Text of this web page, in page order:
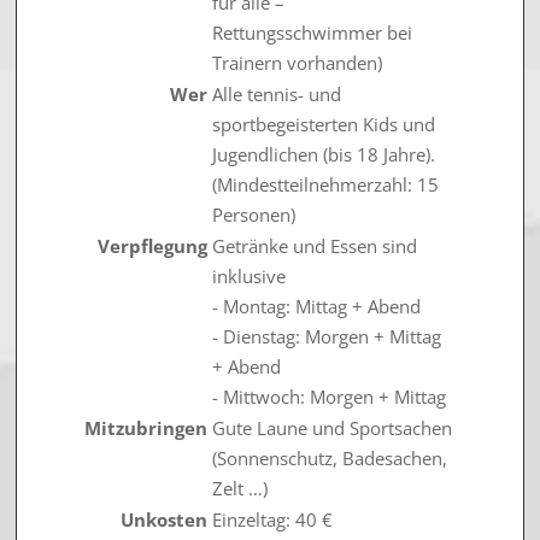
Rettungsschwimmer bei
Trainern vorhanden)
Wer Alle tennis- und
sportbegeisterten Kids und
Jugendlichen (bis 18 Jahre).
(Mindestteilnehmerzahl: 15
Personen)
Verpflegung Getränke und Essen sind
inklusive
- Montag: Mittag + Abend
- Dienstag: Morgen + Mittag
+ Abend
- Mittwoch: Morgen + Mittag
Mitzubringen Gute Laune und Sportsachen
(Sonnenschutz, Badesachen,
Zelt …)
Unkosten Einzeltag: 40 €